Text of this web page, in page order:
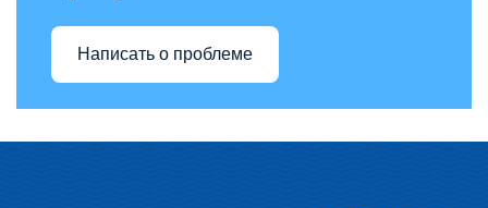
Написать о проблеме